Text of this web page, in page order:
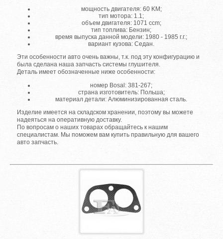
мощность двигателя: 60 KM;
тип мотора: 1.1;
объем двигателя: 1071 ccm;
тип топлива: Бензин;
время выпуска данной модели: 1980 - 1985 г.г.;
вариант кузова: Седан.
Эти особенности авто очень важны, т.к. под эту конфигурацию и
была сделана наша запчасть системы глушителя.
Деталь имеет обозначенные ниже особенности:
номер Bosal: 381-267;
страна изготовитель: Польша;
материал детали: Алюминизированная сталь.
Изделие имеется на складском хранении, поэтому вы можете
надеяться на оперативную доставку.
По вопросам о наших товарах обращайтесь к нашим
специалистам. Мы поможем вам купить правильную для вашего
авто запчасть.